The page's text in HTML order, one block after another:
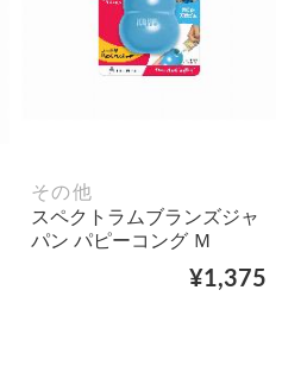
その他
スペクトラムブランズジャ
パン パピーコング Ｍ
¥1,375